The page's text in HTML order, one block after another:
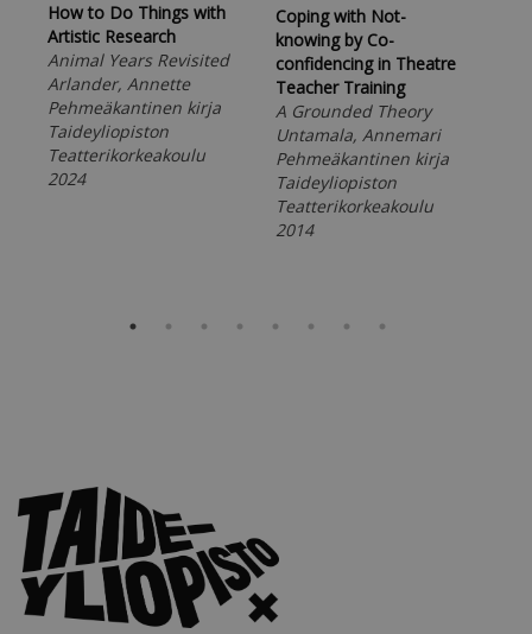
How to Do Things with
Artistic Research
Animal Years Revisited
Arlander, Annette
Pehmeäkantinen kirja
Taideyliopiston
Teatterikorkeakoulu
2024
Coping with Not-
knowing by Co-
confidencing in Theatre
Teacher Training
A Grounded Theory
Untamala, Annemari
Pehmeäkantinen kirja
Taideyliopiston
Teatterikorkeakoulu
2014